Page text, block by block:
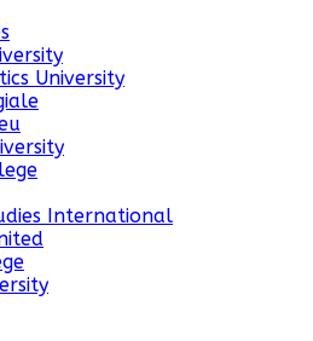
University
International